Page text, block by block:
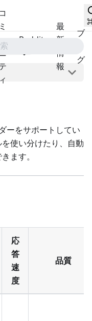
コ
ミ
ュ
ィ
Reddit
最
新
情
報
ブ
グ
ルの選択
ジの見出し
ーをサポートしてい
使い分けたり、自動
ます。
応
答
速
度
品質